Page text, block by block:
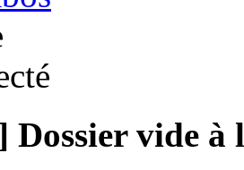
Dossier vide à